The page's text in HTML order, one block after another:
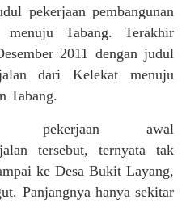
pekerjaan pembangunan
Tabang. Terakhir
2011 dengan judul
dari Kelekat menuju
Tabang.
pekerjaan awal
jalan tersebut, ternyata tak
ke Desa Bukit Layang,
Panjangnya hanya sekitar